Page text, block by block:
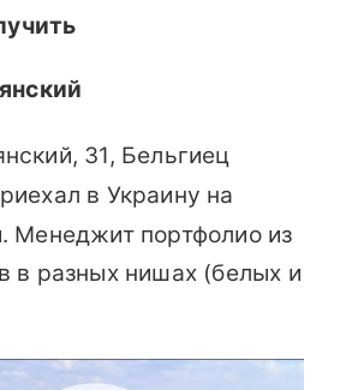
31, Бельгиец
в Украину на
Менеджит портфолио из
в разных нишах (белых и